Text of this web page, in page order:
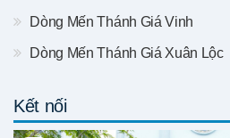
Dòng Mến Thánh Giá Vinh
Dòng Mến Thánh Giá Xuân Lộc
Kết nối